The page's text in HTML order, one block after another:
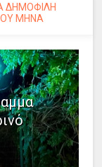
ΔΗΜΟΦΙΛΗ
ΜΗΝΑ